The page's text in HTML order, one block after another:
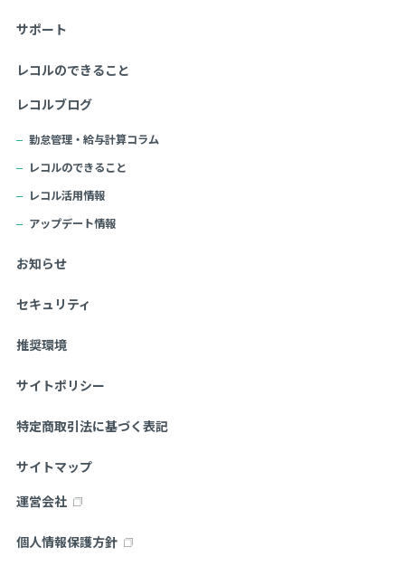
サポート
レコルのできること
レコルブログ
勤怠管理・給与計算コラム
レコルのできること
レコル活用情報
アップデート情報
お知らせ
セキュリティ
推奨環境
サイトポリシー
特定商取引法に基づく表記
サイトマップ
運営会社
個人情報保護方針